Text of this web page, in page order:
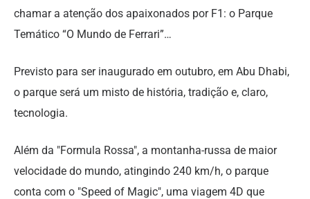
chamar a atenção dos apaixonados por F1: o Parque
Temático “O Mundo de Ferrari”…
Previsto para ser inaugurado em outubro, em Abu Dhabi,
o parque será um misto de história, tradição e, claro,
tecnologia.
Além da "Formula Rossa", a montanha-russa de maior
velocidade do mundo, atingindo 240 km/h, o parque
conta com o "Speed of Magic", uma viagem 4D que